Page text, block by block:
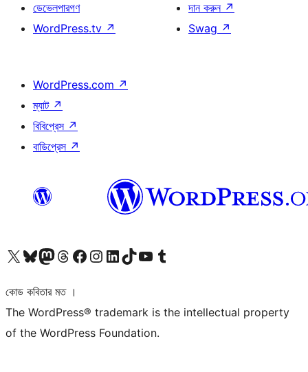
ডেভেলপারগণ
WordPress.tv ↗
দান করুন ↗
Swag ↗
WordPress.com ↗
ম্যাট ↗
বিবিপ্রেস ↗
বাডিপ্রেস ↗
আমাদের X (আগের টুইটার) অ্যাকাউন্টে যানআমাদের Bluesky অ্যাকাউন্টটি দেখুনআমাদের মাস্টোডন অ্যাকাউন্টটি দেখুনআমাদের থ্রেডস অ্যাকাউন্টটি দেখুনআমাদের ফেসবুক পেজ দেখুনআমাদের ইন্সটাগ্রাম অ্যাকাউন্ট দেখুনআমাদের লিঙ্কডইন অ্যাকাউন্টে যানআমাদের TikTok অ্যাকাউন্টটি দেখুনআমাদের ইউটিউব চ্যানেলে যান আমাদের টাম্বলার অ্যাকাউন্ট দেখুন
কোড কবিতার মত ।
The WordPress® trademark is the intellectual property
of the WordPress Foundation.